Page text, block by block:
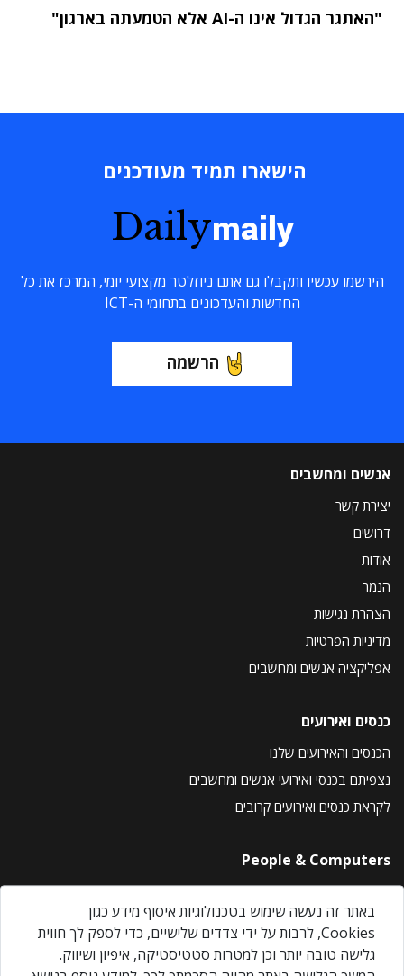
"האתגר הגדול אינו ה-AI אלא הטמעתה בארגון"
הישארו תמיד מעודכנים
Dailymaily
הירשמו עכשיו ותקבלו גם אתם ניוזלטר מקצועי יומי, המרכז את כל
החדשות והעדכונים בתחומי ה-ICT
הרשמה
אנשים ומחשבים
יצירת קשר
דרושים
אודות
הנמר
הצהרת נגישות
מדיניות הפרטיות
אפליקציה אנשים ומחשבים
כנסים ואירועים
הכנסים והאירועים שלנו
נצפיתם בכנסי ואירועי אנשים ומחשבים
לקראת כנסים ואירועים קרובים
People & Computers
About Us
Privacy Policy
Contact Us
Our Events
באתר זה נעשה שימוש בטכנולוגיות איסוף מידע כגון
Cookies, לרבות על ידי צדדים שלישיים, כדי לספק לך חווית
גלישה טובה יותר וכן למטרות סטטיסטיקה, איפיון ושיווק.